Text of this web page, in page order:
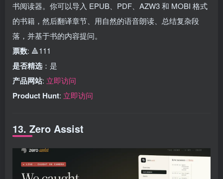
书阅读器。你可以导入 EPUB、PDF、AZW3 和 MOBI 格式
的书籍，然后翻译章节、用自然的语音朗读、总结复杂段
落，并基于书的内容提问。
票数: 🔺111
是否精选 ：是
产品网站: 立即访问
Product Hunt: 立即访问
13. Zero Assist